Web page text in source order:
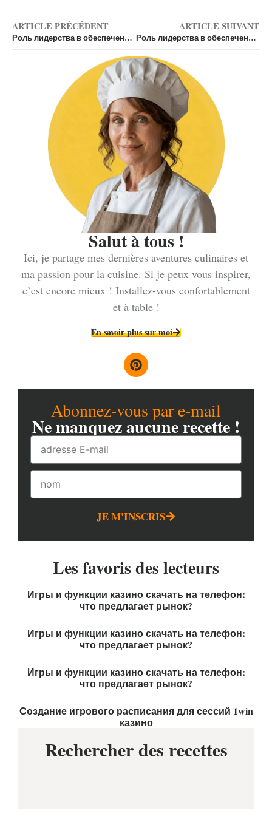
ARTICLE PRÉCÉDENT
Роль лидерства в обеспечении одной победы
ARTICLE SUIVANT
Роль лидерства в обеспечении одной победы
Salut à tous !
Ici, je partage mes dernières aventures culinaires et
ma passion pour la cuisine. Si je peux vous inspirer,
c’est encore mieux ! Installez-vous confortablement
et à table !
En savoir plus sur moi
Abonnez-vous par e-mail
Ne manquez aucune recette !
JE M'INSCRIS
Les favoris des lecteurs
Игры и функции казино скачать на телефон:
что предлагает рынок?
Игры и функции казино скачать на телефон:
что предлагает рынок?
Игры и функции казино скачать на телефон:
что предлагает рынок?
Создание игрового расписания для сессий 1win
казино
Rechercher des recettes